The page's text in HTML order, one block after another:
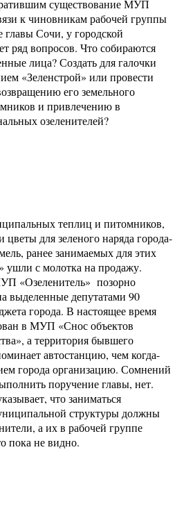
существование МУП
к чиновникам рабочей группы
Сочи, у городской
ряд вопросов. Что собираются
лица? Создать для галочки
«Зеленстрой» или провести
его земельного
и привлечению в
озеленителей?
теплиц и питомников,
для зеленого наряда города-
ранее занимаемых для этих
с молотка на продажу.
«Озеленитель» позорно
выделенные депутатами 90
города. В настоящее время
в МУП «Снос объектов
а территория бывшего
автостанцию, чем когда-
города организацию. Сомнений
поручение главы, нет.
что заниматься
структуры должны
а их в рабочей группе
пока не видно.